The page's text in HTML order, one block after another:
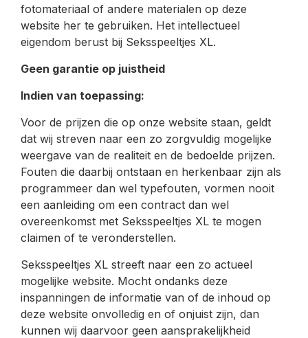
fotomateriaal of andere materialen op deze
website her te gebruiken. Het intellectueel
eigendom berust bij Seksspeeltjes XL.
Geen garantie op juistheid
Indien van toepassing:
Voor de prijzen die op onze website staan, geldt
dat wij streven naar een zo zorgvuldig mogelijke
weergave van de realiteit en de bedoelde prijzen.
Fouten die daarbij ontstaan en herkenbaar zijn als
programmeer dan wel typefouten, vormen nooit
een aanleiding om een contract dan wel
overeenkomst met Seksspeeltjes XL te mogen
claimen of te veronderstellen.
Seksspeeltjes XL streeft naar een zo actueel
mogelijke website. Mocht ondanks deze
inspanningen de informatie van of de inhoud op
deze website onvolledig en of onjuist zijn, dan
kunnen wij daarvoor geen aansprakelijkheid